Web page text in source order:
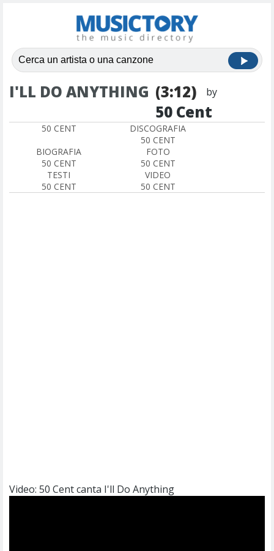
I'LL DO ANYTHING (3:12) by
50 Cent
50 CENT
DISCOGRAFIA
50 CENT
BIOGRAFIA
50 CENT
FOTO
50 CENT
TESTI
50 CENT
VIDEO
50 CENT
Video: 50 Cent canta I'll Do Anything